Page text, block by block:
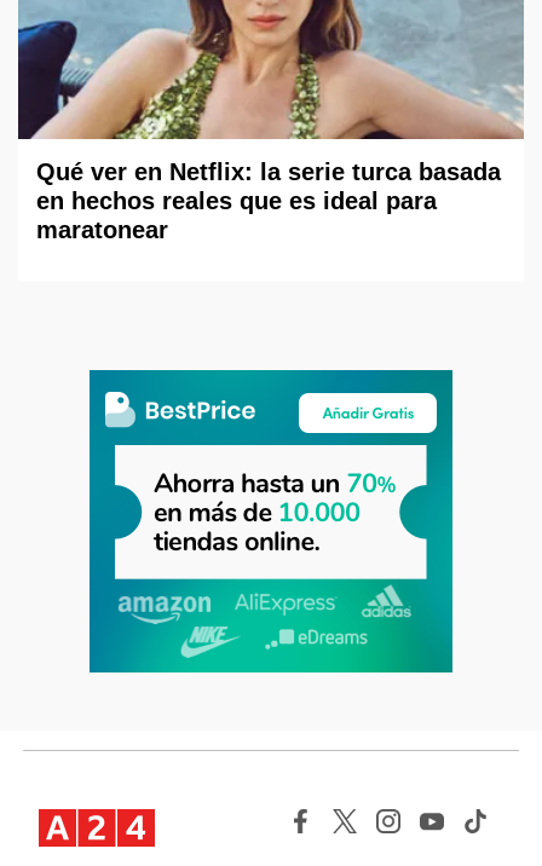
Qué ver en Netflix: la serie turca basada
en hechos reales que es ideal para
maratonear